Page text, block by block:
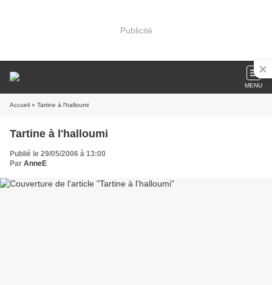
Publicité
MENU
Accueil » Tartine à l'halloumi
Tartine à l'halloumi
Publié le 29/05/2006 à 13:00
Par AnneE